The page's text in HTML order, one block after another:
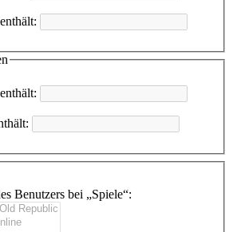
Benutzers bei „Spiele“: